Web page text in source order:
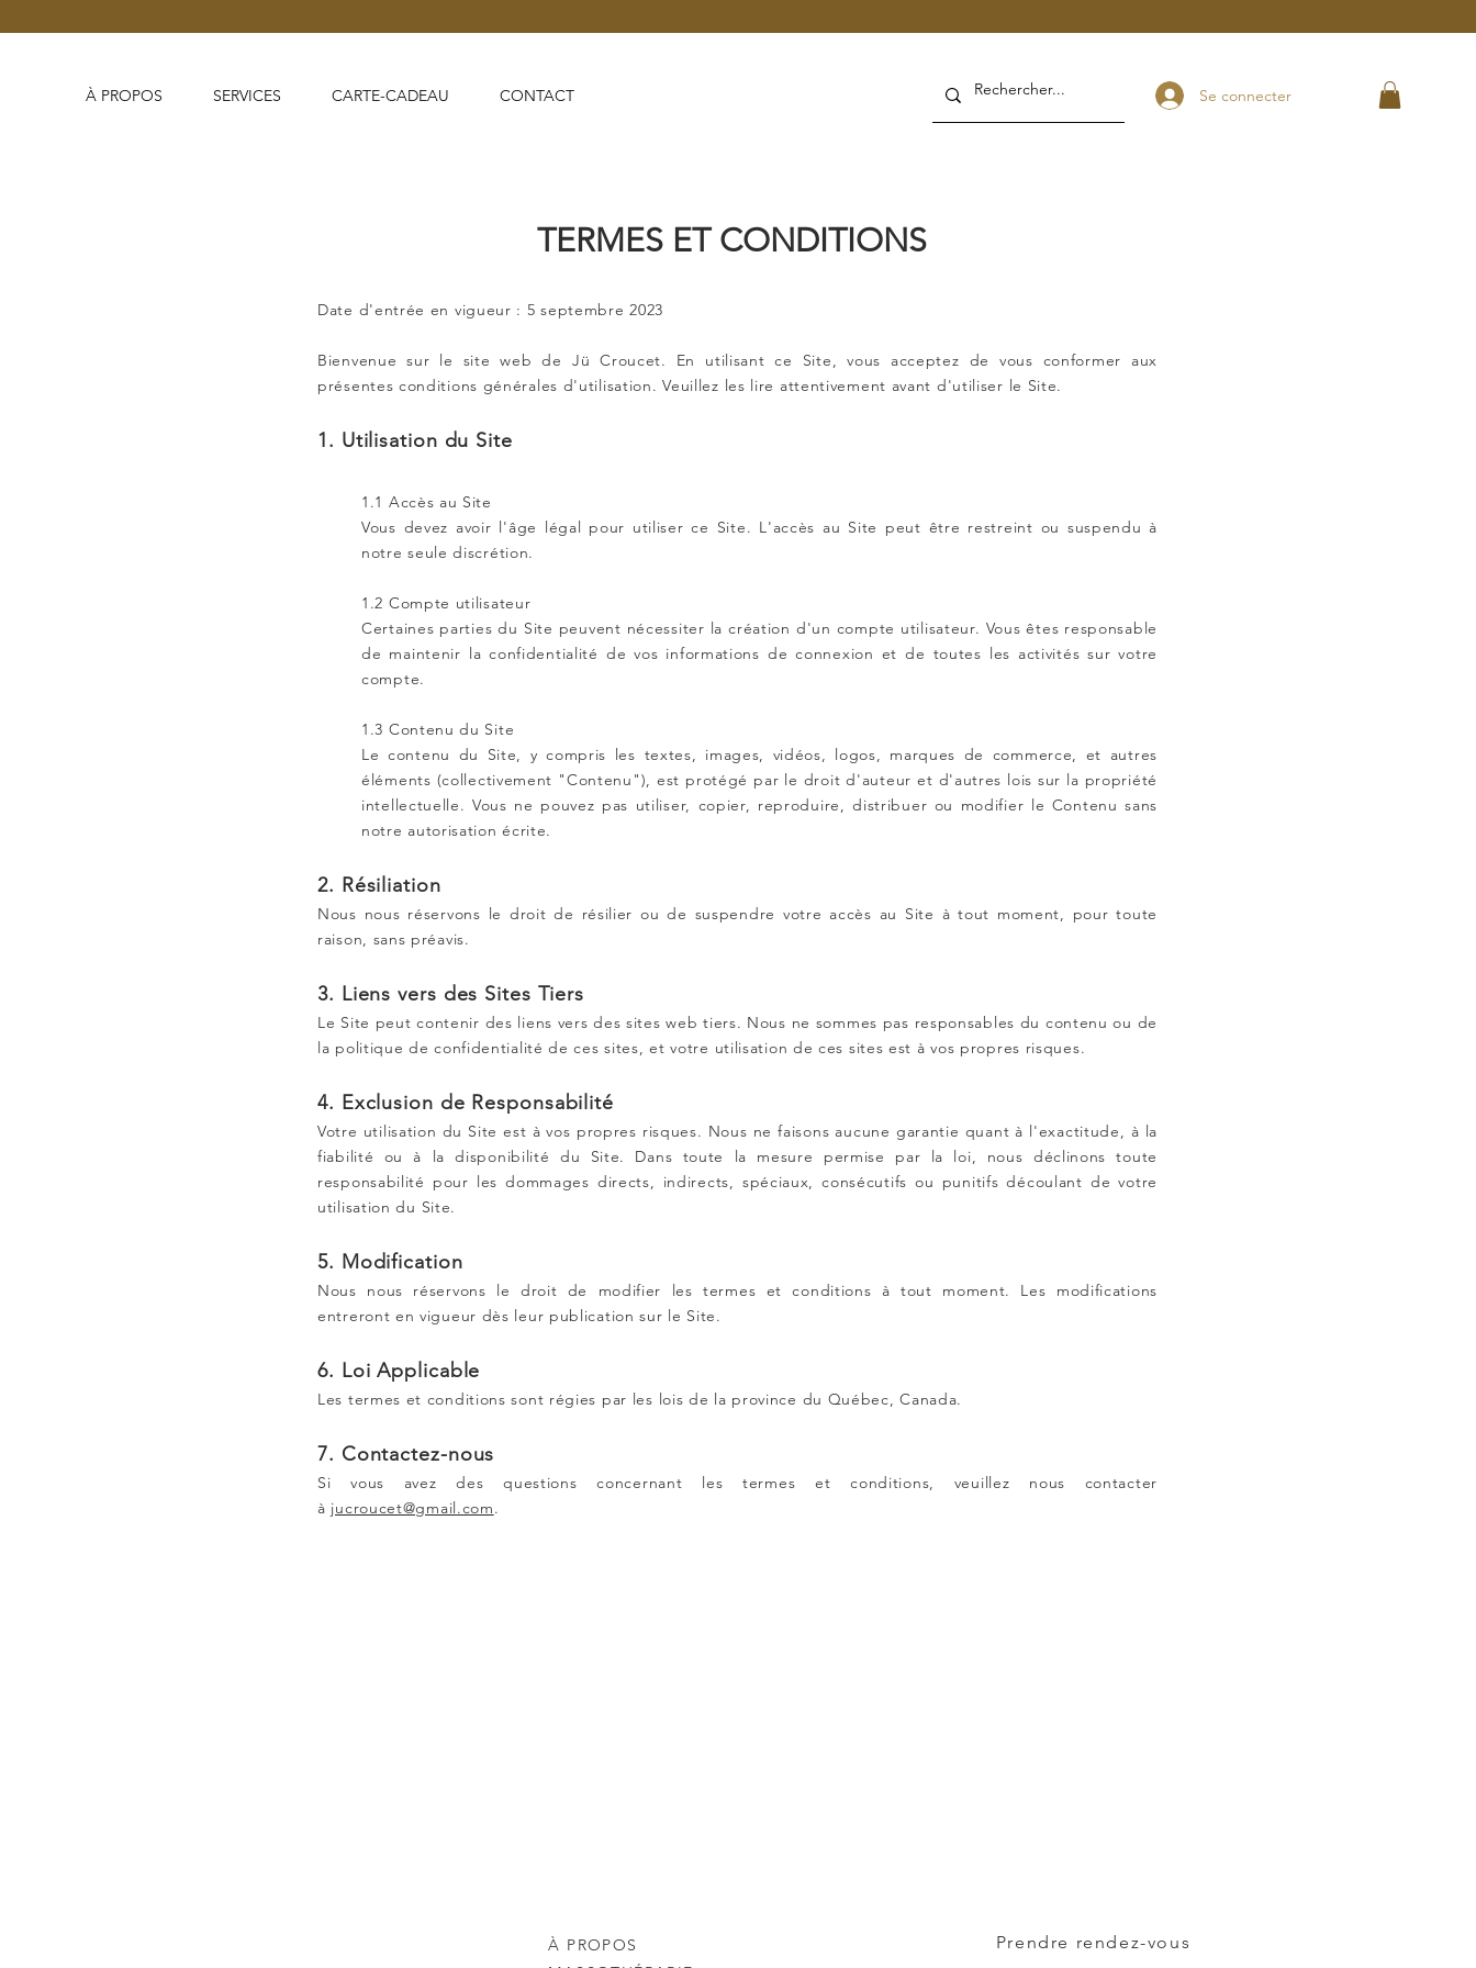
À PROPOS SERVICES CARTE-CADEAU CONTACT Se connecter
TERMES ET CONDITIONS
Date d'entrée en vigueur : 5 septembre 2023
Bienvenue sur le site web de Jü Croucet. En utilisant ce Site, vous acceptez de vous conformer aux
présentes conditions générales d'utilisation. Veuillez les lire attentivement avant d'utiliser le Site.
1. Utilisation du Site
1.1 Accès au Site
Vous devez avoir l'âge légal pour utiliser ce Site. L'accès au Site peut être restreint ou suspendu à
notre seule discrétion.
1.2 Compte utilisateur
Certaines parties du Site peuvent nécessiter la création d'un compte utilisateur. Vous êtes responsable
de maintenir la confidentialité de vos informations de connexion et de toutes les activités sur votre
compte.
1.3 Contenu du Site
Le contenu du Site, y compris les textes, images, vidéos, logos, marques de commerce, et autres
éléments (collectivement "Contenu"), est protégé par le droit d'auteur et d'autres lois sur la propriété
intellectuelle. Vous ne pouvez pas utiliser, copier, reproduire, distribuer ou modifier le Contenu sans
notre autorisation écrite.
2. Résiliation
Nous nous réservons le droit de résilier ou de suspendre votre accès au Site à tout moment, pour toute
raison, sans préavis.
3. Liens vers des Sites Tiers
Le Site peut contenir des liens vers des sites web tiers. Nous ne sommes pas responsables du contenu ou de
la politique de confidentialité de ces sites, et votre utilisation de ces sites est à vos propres risques.
4. Exclusion de Responsabilité
Votre utilisation du Site est à vos propres risques. Nous ne faisons aucune garantie quant à l'exactitude, à la
fiabilité ou à la disponibilité du Site. Dans toute la mesure permise par la loi, nous déclinons toute
responsabilité pour les dommages directs, indirects, spéciaux, consécutifs ou punitifs découlant de votre
utilisation du Site.
5. Modification
Nous nous réservons le droit de modifier les termes et conditions à tout moment. Les modifications
entreront en vigueur dès leur publication sur le Site.
6. Loi Applicable
Les termes et conditions sont régies par les lois de la province du Québec, Canada.
7. Contactez-nous
Si vous avez des questions concernant les termes et conditions, veuillez nous contacter
à jucroucet@gmail.com.
À PROPOS
Prendre rendez-vous